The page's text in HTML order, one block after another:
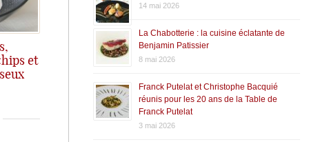
et
14 mai 2026
La Chabotterie : la cuisine éclatante de
Benjamin Patissier
8 mai 2026
Franck Putelat et Christophe Bacquié
réunis pour les 20 ans de la Table de
Franck Putelat
3 mai 2026